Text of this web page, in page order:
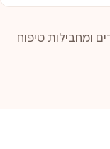
ומחבילות טיפוח